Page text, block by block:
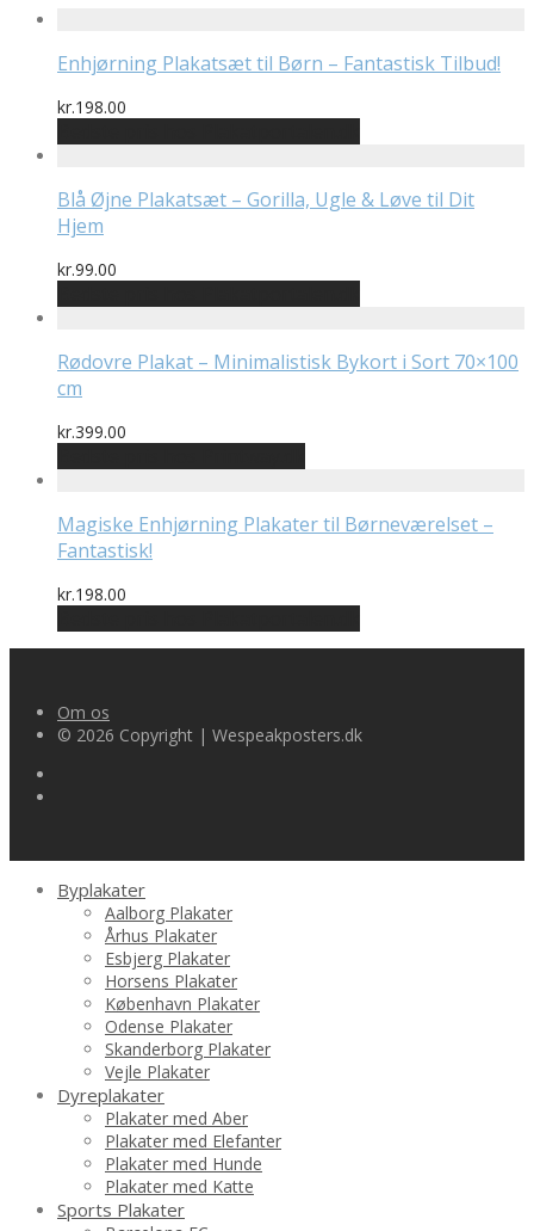
Enhjørning Plakatsæt til Børn – Fantastisk Tilbud!
kr.198.00
Blå Øjne Plakatsæt – Gorilla, Ugle & Løve til Dit
Hjem
kr.99.00
Rødovre Plakat – Minimalistisk Bykort i Sort 70×100
cm
kr.399.00
Magiske Enhjørning Plakater til Børneværelset –
Fantastisk!
kr.198.00
Om os
© 2026 Copyright | Wespeakposters.dk
Byplakater
Aalborg Plakater
Århus Plakater
Esbjerg Plakater
Horsens Plakater
København Plakater
Odense Plakater
Skanderborg Plakater
Vejle Plakater
Dyreplakater
Plakater med Aber
Plakater med Elefanter
Plakater med Hunde
Plakater med Katte
Sports Plakater